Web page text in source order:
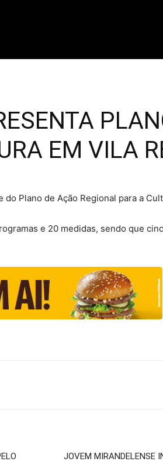
EM VILA
Plano de Ação Regional para a
e 20 medidas, sendo que
JOVEM MIRANDELENSE